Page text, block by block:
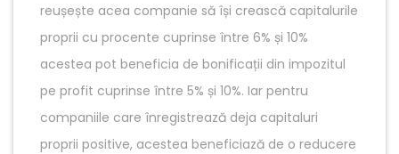
reușește acea companie să își crească capitalurile
proprii cu procente cuprinse între 6% și 10%
acestea pot beneficia de bonificații din impozitul
pe profit cuprinse între 5% și 10%. Iar pentru
companiile care înregistrează deja capitaluri
proprii positive, acestea beneficiază de o reducere